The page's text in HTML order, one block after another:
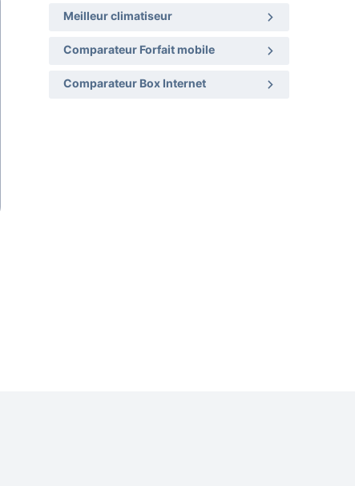
Meilleur climatiseur
Comparateur Forfait mobile
Comparateur Box Internet